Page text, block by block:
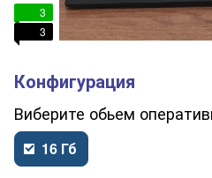
3
3
обьем
16 Гб